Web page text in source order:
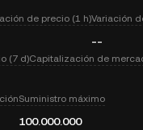
de precio (1 h)Variación
--
(7 d)Capitalización de
Suministro máximo
100.000.000